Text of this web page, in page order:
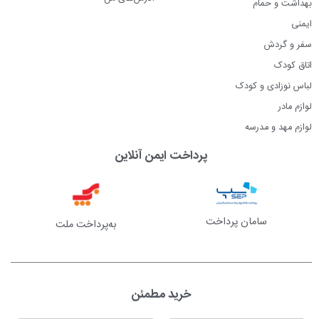
بهداشت و حمام
ایمنی
سفر و گردش
اتاق کودک
لباس نوزادی و کودک
لوازم مادر
لوازم مهد و مدرسه
پرداخت ایمن آنلاین
سامان پرداخت به‌پرداخت ملت
خرید مطمئن